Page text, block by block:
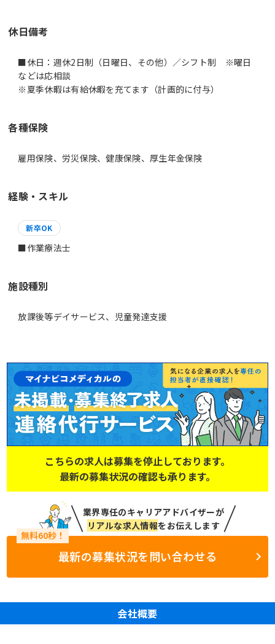
休日備考
■休日：週休2日制（日曜日、その他）／シフト制 ※曜日
などは応相談
※夏季休暇は有給休暇を充てます（計画的に付与）
各種保険
雇用保険、労災保険、健康保険、厚生年金保険
経験・スキル
新卒OK
■作業療法士
施設種別
放課後等デイサービス、児童発達支援
こちらの求人は募集を停止しております。
最新の募集状況の確認も承ります。
業界専任のキャリアアドバイザーが
リアルな求人情報をお伝えします
最新の募集状況を問い合わせる
会社概要